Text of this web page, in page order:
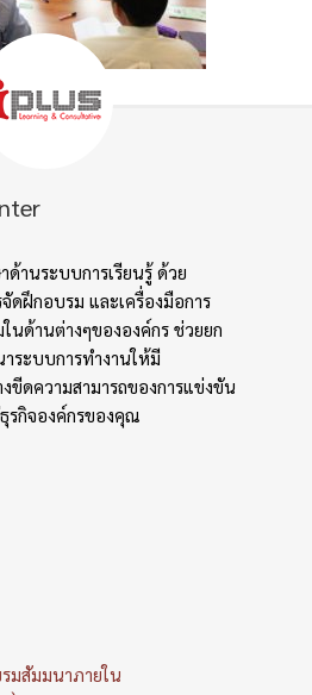
านระบบการเรียนรู้ ด้วย
ดฝึกอบรม และเครื่องมือการ
นด้านต่างๆขององค์กร ช่วยยก
ระบบการทำงานให้มี
ขีดความสามารถของการแข่งขัน
รกิจองค์กรของคุณ
มสัมมนาภายใน